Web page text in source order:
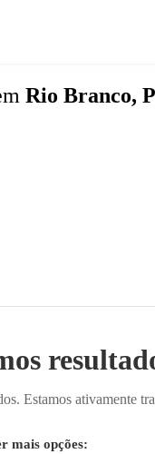
Rio Branco,
Estamos ativamente
mais opções: